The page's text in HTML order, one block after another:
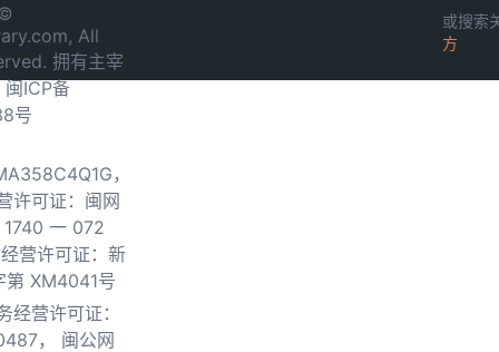
All
拥有主宰
闽ICP备
号
，
许可证：闽网
一 072
营许可证：新
第 XM4041号
经营许可证：
，
闽公网
或搜索
方